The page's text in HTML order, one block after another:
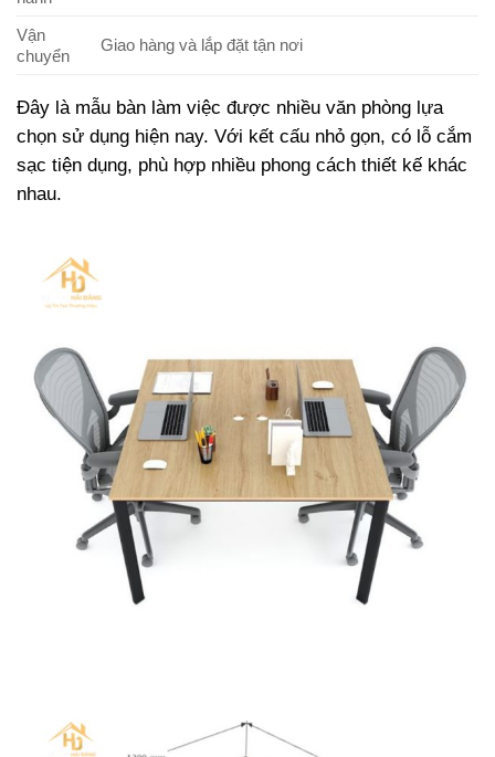
Vận
chuyển
Giao hàng và lắp đặt tận nơi
Đây là mẫu bàn làm việc được nhiều văn phòng lựa
chọn sử dụng hiện nay. Với kết cấu nhỏ gọn, có lỗ cắm
sạc tiện dụng, phù hợp nhiều phong cách thiết kế khác
nhau.